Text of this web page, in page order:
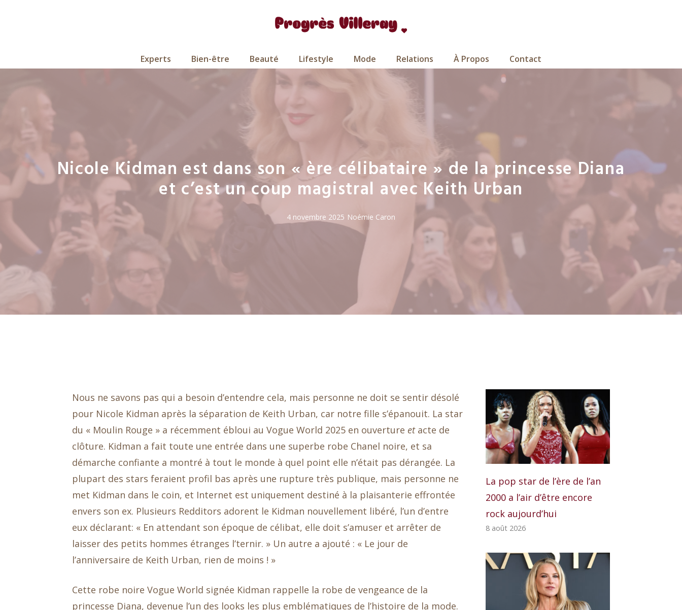
Experts Bien-être Beauté Lifestyle Mode Relations À Propos Contact
Nicole Kidman est dans son « ère célibataire » de la princesse Diana
et c’est un coup magistral avec Keith Urban
4 novembre 2025 Noémie Caron
Nous ne savons pas qui a besoin d’entendre cela, mais personne ne doit se sentir désolé
pour Nicole Kidman après la séparation de Keith Urban, car notre fille s’épanouit. La star
du « Moulin Rouge » a récemment ébloui au Vogue World 2025 en ouverture etacte de
clôture. Kidman a fait toute une entrée dans une superbe robe Chanel noire, et sa
démarche confiante a montré à tout le monde à quel point elle n’était pas dérangée. La
plupart des stars feraient profil bas après une rupture très publique, mais personne ne
met Kidman dans le coin, et Internet est uniquement destiné à la plaisanterie effrontée
envers son ex. Plusieurs Redditors adorent le Kidman nouvellement libéré, l’un d’entre
eux déclarant: « En attendant son époque de célibat, elle doit s’amuser et arrêter de
laisser des petits hommes étranges l’ternir. » Un autre a ajouté : « Le jour de
l’anniversaire de Keith Urban, rien de moins ! »
Cette robe noire Vogue World signée Kidman rappelle la robe de vengeance de la
princesse Diana, devenue l’un des looks les plus emblématiques de l’histoire de la mode.
La pop star de l’ère de l’an
2000 a l’air d’être encore
rock aujourd’hui
8 août 2026